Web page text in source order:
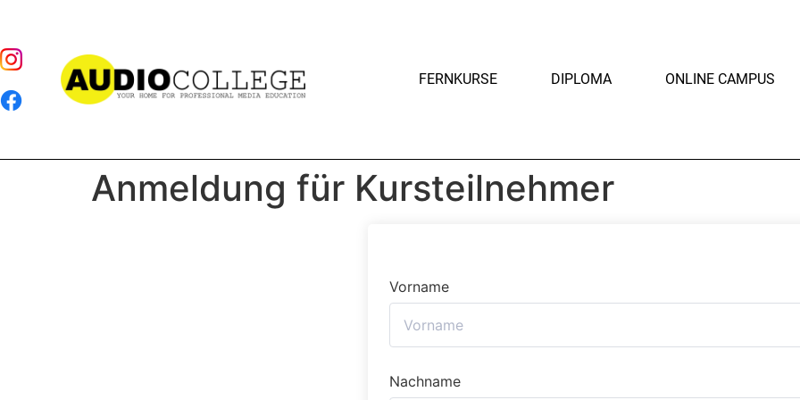
FERNKURSE DIPLOMA ONLINE CAMPUS
Anmeldung für Kursteilnehmer
Vorname
Nachname